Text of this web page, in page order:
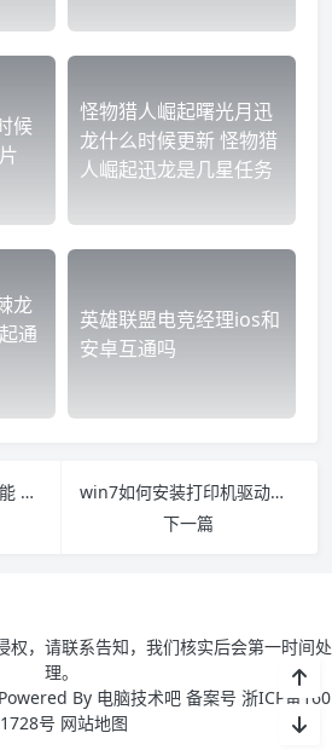
候
怪物猎人崛起曙光月迅
龙什么时候更新 怪物猎
人崛起迅龙是几星任务
龙
通
英雄联盟电竞经理ios和
安卓互通吗
ps怎样打开窄选项栏功能 ps工具栏缩小
win7如何安装打印机驱动程序 win7安装打印机驱动程序报错
下一篇
权，请联系告知，我们核实后会第一时间处
理。
By 电脑技术吧 备案号 浙ICP备160
号 网站地图